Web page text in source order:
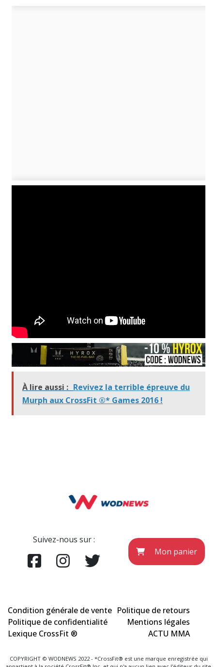
À lire aussi : Revivez la terrible épreuve du
Murph aux CrossFit ®* Games 2016 !
Suivez-nous sur :
Mon panier
Condition générale de vente Politique de retours
Politique de confidentialité
Mentions légales
Lexique CrossFit ®
ACTU MMA
COPYRIGHT © WODNEWS 2022 - *CrossFit® est une marque enregistrée qui